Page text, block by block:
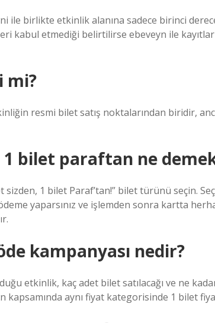
ile birlikte etkinlik alanına sadece birinci
kabul etmediği belirtilirse ebeveyn ile
mi?
resmi bilet satış noktalarından biridir,
1 bilet paraftan ne
sizden, 1 bilet Paraf’tan!” bilet türünü seçin.
yaparsınız ve işlemden sonra kartta
kampanyası nedir?
etkinlik, kaç adet bilet satılacağı ve ne
aynı fiyat kategorisinde 1 bilet